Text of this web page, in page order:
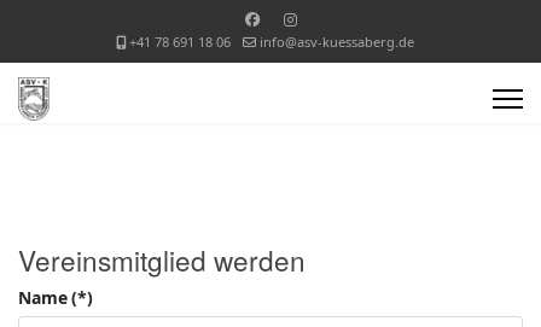
+41 78 691 18 06 info@asv-kuessaberg.de
Vereinsmitglied werden
Name(*)